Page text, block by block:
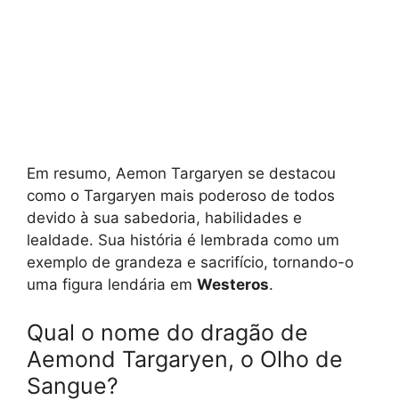
Em resumo, Aemon Targaryen se destacou
como o Targaryen mais poderoso de todos
devido à sua sabedoria, habilidades e
lealdade. Sua história é lembrada como um
exemplo de grandeza e sacrifício, tornando-o
uma figura lendária em Westeros.
Qual o nome do dragão de
Aemond Targaryen, o Olho de
Sangue?